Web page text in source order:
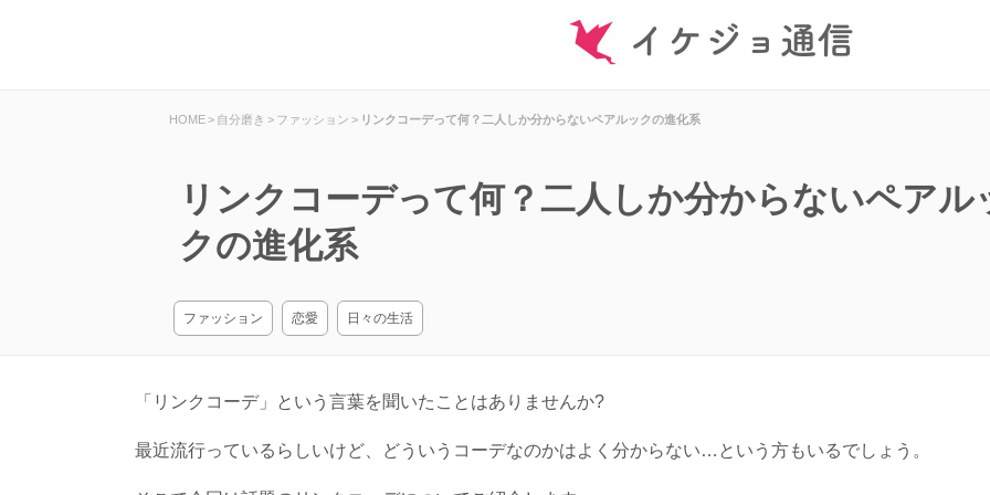
HOME> 自分磨き > ファッション > リンクコーデって何？二人しか分からないペアルックの進化系
リンクコーデって何？二人しか分からないペアル
クの進化系
ファッション 恋愛 日々の生活
「リンクコーデ」という言葉を聞いたことはありませんか?
最近流行っているらしいけど、どういうコーデなのかはよく分からない…という方もいるでしょう。